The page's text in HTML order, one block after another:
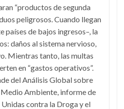
“productos de segunda
peligrosos. Cuando llegan
países de bajos ingresos–, la
daños al sistema nervioso,
Mientras tanto, las multas
en “gastos operativos”.
del Análisis Global sobre
Ambiente, informe de
contra la Droga y el